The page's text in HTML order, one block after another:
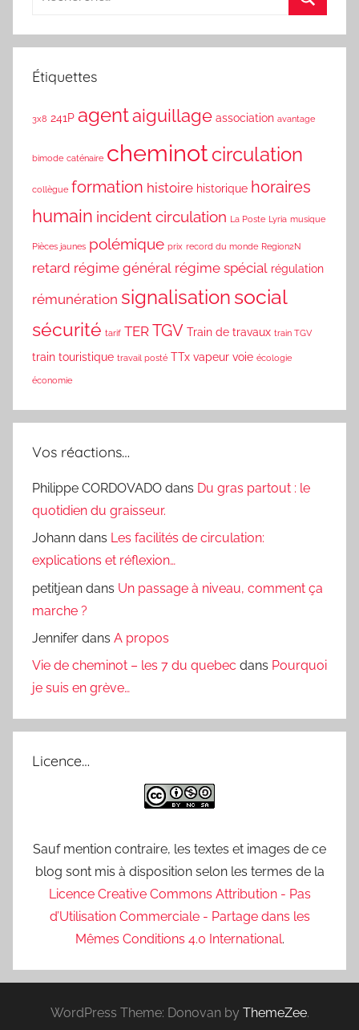
Étiquettes
3x8 241P agentaiguillage association avantage
bimode caténaire cheminotcirculation
collègue formation histoire historique horaires
humain incident circulation La Poste Lyria musique
Pièces jaunes polémique prix record du monde Region2N
retard régime général régime spécial régulation
rémunération signalisation social
sécurité tarif TER TGV Train de travaux train TGV
train touristique travail posté TTx vapeur voie écologie
économie
Vos réactions…
Philippe CORDOVADO dans Du gras partout : le
quotidien du graisseur.
Johann dans Les facilités de circulation:
explications et réflexion…
petitjean dans Un passage à niveau, comment ça
marche ?
Jennifer dans A propos
Vie de cheminot – les 7 du quebec dans Pourquoi
je suis en grève…
Licence…
Sauf mention contraire, les textes et images de ce
blog sont mis à disposition selon les termes de la
Licence Creative Commons Attribution - Pas
d’Utilisation Commerciale - Partage dans les
Mêmes Conditions 4.0 International.
WordPress Theme: Donovan by ThemeZee.